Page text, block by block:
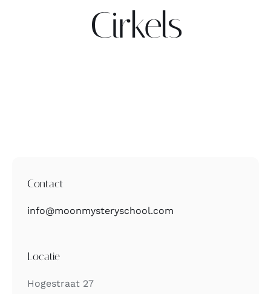
Contact
Cirkels
Contact
info@moonmysteryschool.com
Locatie
Hogestraat 27